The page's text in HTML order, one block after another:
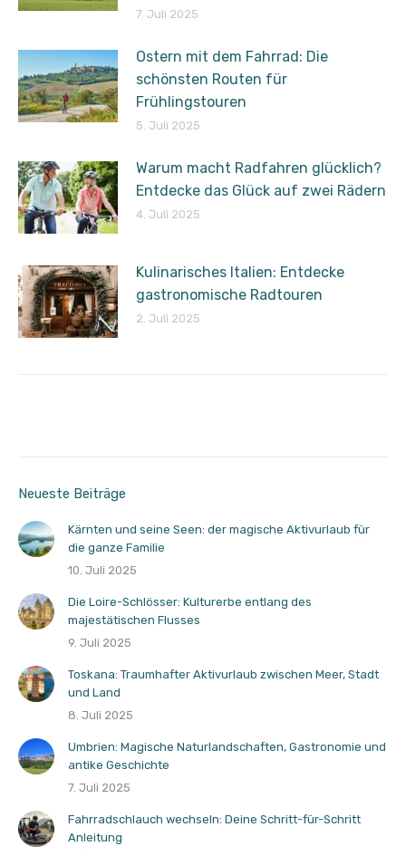
7. Juli 2025
Ostern mit dem Fahrrad: Die
schönsten Routen für
Frühlingstouren
5. Juli 2025
Warum macht Radfahren glücklich?
Entdecke das Glück auf zwei Rädern
4. Juli 2025
Kulinarisches Italien: Entdecke
gastronomische Radtouren
2. Juli 2025
Neueste Beiträge
Kärnten und seine Seen: der magische Aktivurlaub für
die ganze Familie
10. Juli 2025
Die Loire-Schlösser: Kulturerbe entlang des
majestätischen Flusses
9. Juli 2025
Toskana: Traumhafter Aktivurlaub zwischen Meer, Stadt
und Land
8. Juli 2025
Umbrien: Magische Naturlandschaften, Gastronomie und
antike Geschichte
7. Juli 2025
Fahrradschlauch wechseln: Deine Schritt-für-Schritt
Anleitung